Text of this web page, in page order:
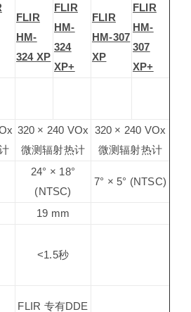
FLIR
HM-
324 XP
FLIR
HM-
324
XP+
FLIR
HM-307
XP
FLIR
HM-
307
XP+
320 × 240 VOx
微测辐射热计
320 × 240 VOx
微测辐射热计
24° × 18°
(NTSC)
7° × 5° (NTSC)
19 mm
<1.5秒
FLIR 专有DDE